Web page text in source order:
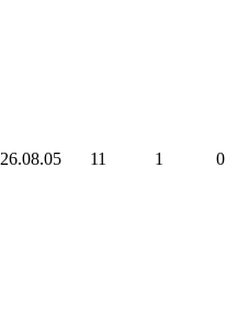
26.08.05 11 1 0